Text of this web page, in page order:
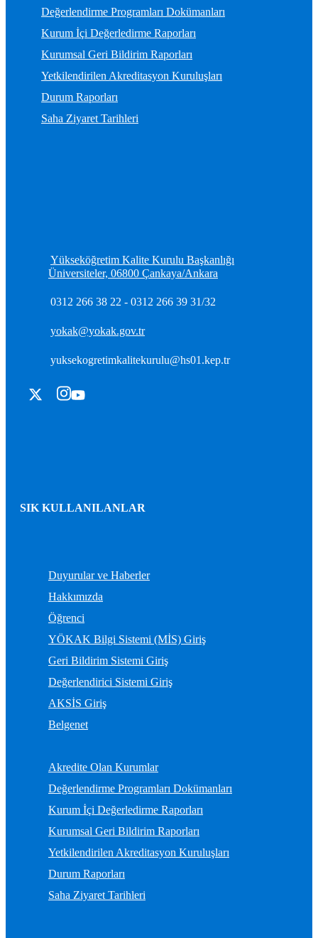
Değerlendirme Programları Dokümanları
Kurum İçi Değerledirme Raporları
Kurumsal Geri Bildirim Raporları
Yetkilendirilen Akreditasyon Kuruluşları
Durum Raporları
Saha Ziyaret Tarihleri
Yükseköğretim Kalite Kurulu Başkanlığı
Üniversiteler, 06800 Çankaya/Ankara
0312 266 38 22 - 0312 266 39 31/32
yokak@yokak.gov.tr
yuksekogretimkalitekurulu@hs01.kep.tr
SIK KULLANILANLAR
Duyurular ve Haberler
Hakkımızda
Öğrenci
YÖKAK Bilgi Sistemi (MİS) Giriş
Geri Bildirim Sistemi Giriş
Değerlendirici Sistemi Giriş
AKSİS Giriş
Belgenet
Akredite Olan Kurumlar
Değerlendirme Programları Dokümanları
Kurum İçi Değerledirme Raporları
Kurumsal Geri Bildirim Raporları
Yetkilendirilen Akreditasyon Kuruluşları
Durum Raporları
Saha Ziyaret Tarihleri